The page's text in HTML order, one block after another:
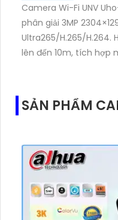
Camera Wi-Fi UNV
phân giải 3MP
Ultra265/H.265/H.264.
lên đến 10m, tích hợp
SẢN PHẨM